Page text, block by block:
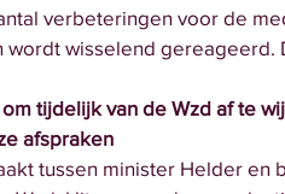
verbeteringen voor de
wordt wisselend gereageerd.
tijdelijk van de Wzd af te
afspraken
tussen minister Helder en